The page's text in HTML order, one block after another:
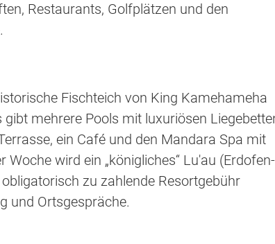
Restaurants, Golfplätzen und den
Fischteich von King Kamehameha
mehrere Pools mit luxuriösen
ein Café und den Mandara Spa mit
wird ein „königliches“ Lu'au (Erdofen-
zu zahlende Resortgebühr
und Ortsgespräche.